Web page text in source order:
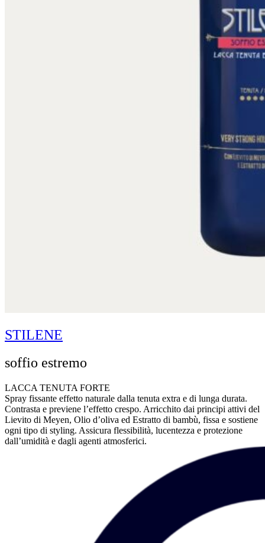
STILENE
soffio estremo
LACCA TENUTA FORTE
Spray fissante effetto naturale dalla tenuta extra e di lunga durata.
Contrasta e previene l’effetto crespo. Arricchito dai principi attivi del
Lievito di Meyen, Olio d’oliva ed Estratto di bambù, fissa e sostiene
ogni tipo di styling. Assicura flessibilità, lucentezza e protezione
dall’umidità e dagli agenti atmosferici.